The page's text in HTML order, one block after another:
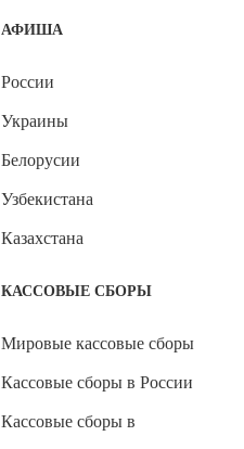
АФИША
России
Украины
Белорусии
Узбекистана
Казахстана
КАССОВЫЕ СБОРЫ
Мировые кассовые сборы
Кассовые сборы в России
Кассовые сборы в